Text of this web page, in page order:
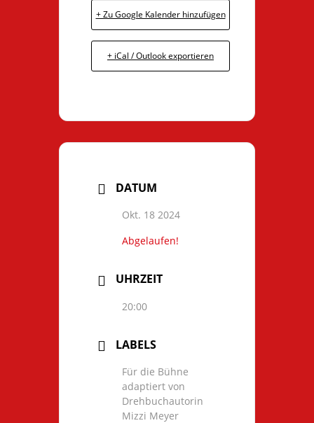
+ Zu Google Kalender hinzufügen
+ iCal / Outlook exportieren
DATUM
Okt. 18 2024
Abgelaufen!
UHRZEIT
20:00
LABELS
Für die Bühne
adaptiert von
Drehbuchautorin
Mizzi Meyer